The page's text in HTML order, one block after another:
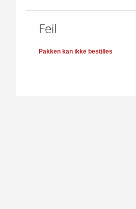
Feil
Pakken kan ikke bestilles